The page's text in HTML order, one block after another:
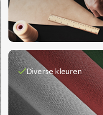
Diverse kleuren